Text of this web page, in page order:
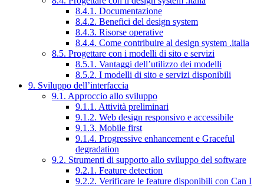
8.4.1. Documentazione
8.4.2. Benefici del design system
8.4.3. Risorse operative
8.4.4. Come contribuire al design system .italia
8.5. Progettare con i modelli di sito e servizi
8.5.1. Vantaggi dell’utilizzo dei modelli
8.5.2. I modelli di sito e servizi disponibili
9. Sviluppo dell’interfaccia
9.1. Approccio allo sviluppo
9.1.1. Attività preliminari
9.1.2. Web design responsivo e accessibile
9.1.3. Mobile first
9.1.4. Progressive enhancement e Graceful
degradation
9.2. Strumenti di supporto allo sviluppo del software
9.2.1. Feature detection
9.2.2. Verificare le feature disponibili con Can I